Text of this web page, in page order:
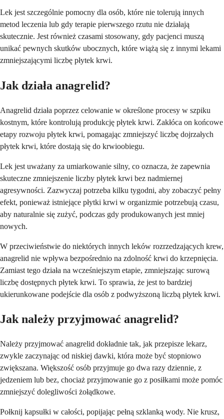
Lek jest szczególnie pomocny dla osób, które nie tolerują innych
metod leczenia lub gdy terapie pierwszego rzutu nie działają
skutecznie. Jest również czasami stosowany, gdy pacjenci muszą
unikać pewnych skutków ubocznych, które wiążą się z innymi lekami
zmniejszającymi liczbę płytek krwi.
Jak działa anagrelid?
Anagrelid działa poprzez celowanie w określone procesy w szpiku
kostnym, które kontrolują produkcję płytek krwi. Zakłóca on końcowe
etapy rozwoju płytek krwi, pomagając zmniejszyć liczbę dojrzałych
płytek krwi, które dostają się do krwioobiegu.
Lek jest uważany za umiarkowanie silny, co oznacza, że zapewnia
skuteczne zmniejszenie liczby płytek krwi bez nadmiernej
agresywności. Zazwyczaj potrzeba kilku tygodni, aby zobaczyć pełny
efekt, ponieważ istniejące płytki krwi w organizmie potrzebują czasu,
aby naturalnie się zużyć, podczas gdy produkowanych jest mniej
nowych.
W przeciwieństwie do niektórych innych leków rozrzedzających krew,
anagrelid nie wpływa bezpośrednio na zdolność krwi do krzepnięcia.
Zamiast tego działa na wcześniejszym etapie, zmniejszając surową
liczbę dostępnych płytek krwi. To sprawia, że jest to bardziej
ukierunkowane podejście dla osób z podwyższoną liczbą płytek krwi.
Jak należy przyjmować anagrelid?
Należy przyjmować anagrelid dokładnie tak, jak przepisze lekarz,
zwykle zaczynając od niskiej dawki, która może być stopniowo
zwiększana. Większość osób przyjmuje go dwa razy dziennie, z
jedzeniem lub bez, chociaż przyjmowanie go z posiłkami może pomóc
zmniejszyć dolegliwości żołądkowe.
Połknij kapsułki w całości, popijając pełną szklanką wody. Nie krusz,